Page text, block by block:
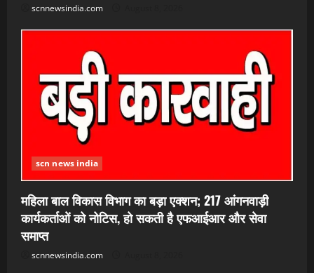
scnnewsindia.com
scn news india
महिला बाल विकास विभाग का बड़ा एक्शन; 217 आंगनवाड़ी
कार्यकर्ताओं को नोटिस, हो सकती है एफआईआर और सेवा
समाप्त
scnnewsindia.com